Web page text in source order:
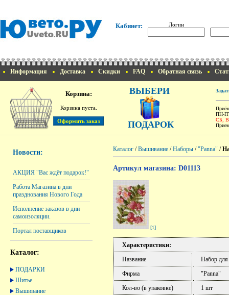
Кабинет: Логин
Информация Доставка Скидки FAQ Обратная связь
Корзина:
Корзина пуста.
ВЫБЕРИ
ПОДАРОК
ПН-
СБ,
Новости:
АКЦИЯ "Вас ждёт подарок!"
Работа Магазина в дни
празднования Нового Года
Исполнение заказов в дни
самоизоляции.
Портал поставщиков
Каталог:
ПОДАРКИ
Шитье
Вышивание
Каталог /Вышивание /Наборы /"Panna" /
Артикул магазина: D01113
[1]
Характеристики:
Название
Набор
Фирма
"Panna"
Кол-во (в упаковке)
1 шт